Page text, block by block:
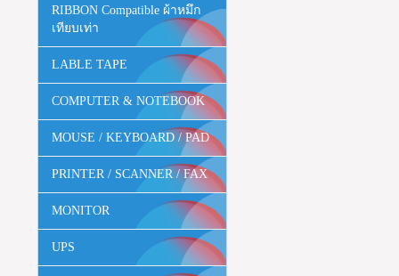
RIBBON Compatible ผ้าหมึก
เทียบเท่า
LABLE TAPE
COMPUTER & NOTEBOOK
MOUSE / KEYBOARD / PAD
PRINTER / SCANNER / FAX
MONITOR
UPS